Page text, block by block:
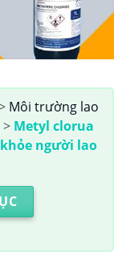
Môi trường lao
> Metyl clorua
người lao